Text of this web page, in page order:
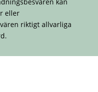
eller
riktigt allvarliga